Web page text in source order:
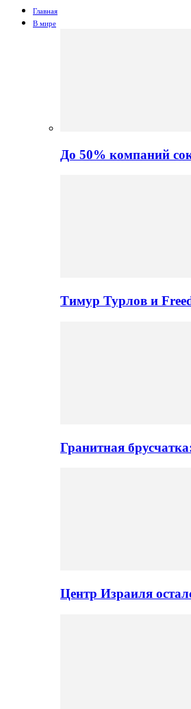
Главная
В мире
До 50% компаний
Тимур Турлов и
Гранитная
Центр Израиля